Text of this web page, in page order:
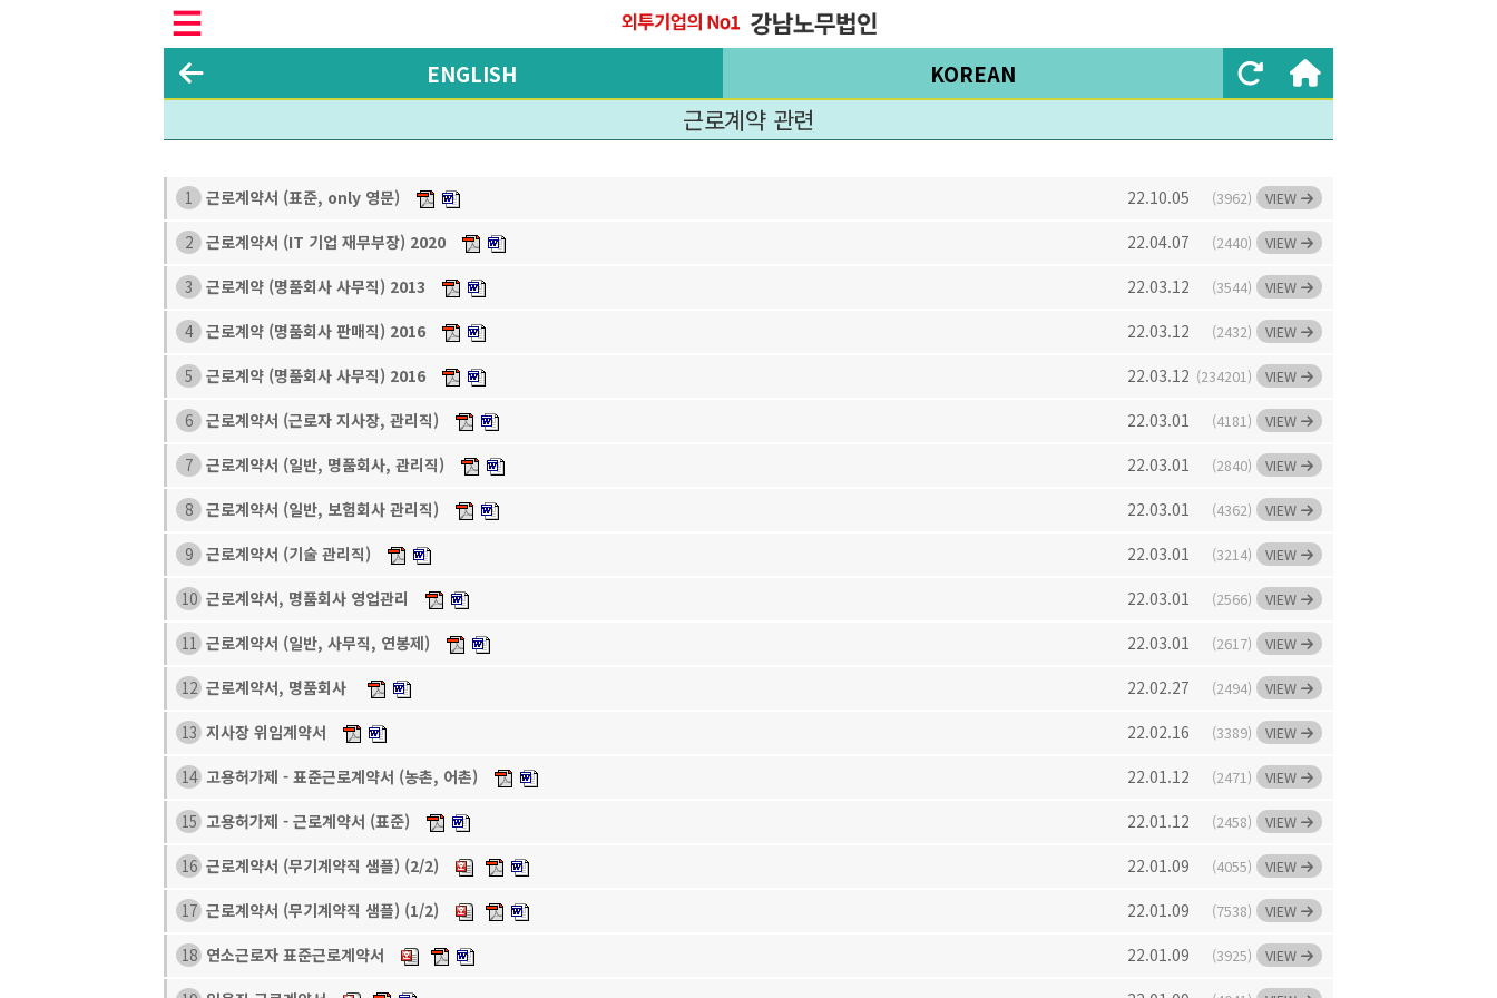
ENGLISH KOREAN
근로계약 관련
1 근로계약서 (표준, only 영문) 22.10.05 (3962) VIEW
2 근로계약서 (IT 기업 재무부장) 2020 22.04.07 (2440) VIEW
3 근로계약 (명품회사 사무직) 2013 22.03.12 (3544) VIEW
4 근로계약 (명품회사 판매직) 2016 22.03.12 (2432) VIEW
5 근로계약 (명품회사 사무직) 2016 22.03.12 (234201) VIEW
6 근로계약서 (근로자 지사장, 관리직) 22.03.01 (4181) VIEW
7 근로계약서 (일반, 명품회사, 관리직) 22.03.01 (2840) VIEW
8 근로계약서 (일반, 보험회사 관리직) 22.03.01 (4362) VIEW
9 근로계약서 (기술 관리직) 22.03.01 (3214) VIEW
10 근로계약서, 명품회사 영업관리 22.03.01 (2566) VIEW
11 근로계약서 (일반, 사무직, 연봉제) 22.03.01 (2617) VIEW
12 근로계약서, 명품회사 22.02.27 (2494) VIEW
13 지사장 위임계약서 22.02.16 (3389) VIEW
14 고용허가제 - 표준근로계약서 (농촌, 어촌) 22.01.12 (2471) VIEW
15 고용허가제 - 근로계약서 (표준) 22.01.12 (2458) VIEW
16 근로계약서 (무기계약직 샘플) (2/2) 22.01.09 (4055) VIEW
17 근로계약서 (무기계약직 샘플) (1/2) 22.01.09 (7538) VIEW
18 연소근로자 표준근로계약서 22.01.09 (3925) VIEW